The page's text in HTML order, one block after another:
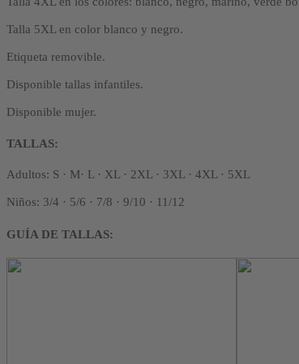
Talla 5XL en color blanco y negro.
Etiqueta removible.
Disponible tallas infantiles.
Disponible mujer.
TALLAS:
Adultos: S · M· L · XL · 2XL · 3XL · 4XL · 5XL
Niños: 3/4 · 5/6 · 7/8 · 9/10 · 11/12
GUÍA DE TALLAS: